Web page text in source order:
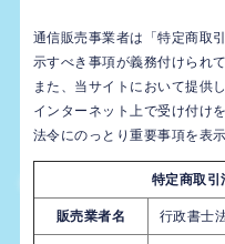
通信販売事業者は「特定商取
示すべき事項が義務付けられ
また、当サイトにおいて提供
インターネット上で受け付け
法令にのっとり重要事項を表
特定商取引
販売業者名 行政書士